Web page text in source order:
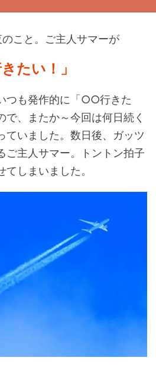
こと。ご主人サマーが
たい！」
つも発作的に「○○行きた
で、またか～今回は何日続く
ていました。数日後、ガッツ
ご主人サマー。トントン拍子
しまいました。